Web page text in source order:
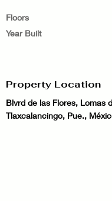
Floors
Year Built
Property Location
Blvrd de las Flores, Lomas
Tlaxcalancingo, Pue.,